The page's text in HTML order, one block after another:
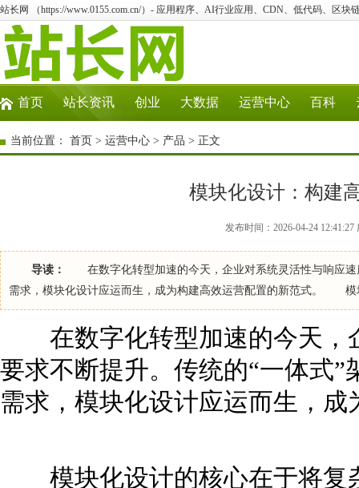
站长网 （https://www.0155.com.cn/）- 应用程序、AI行业应用、CDN、低代码、区块
首页 站长资讯 创业 大数据 运营中心 百科
当前位置： 首页 > 运营中心 > 产品 > 正文
模块化设计：构建
发布时间：2026-04-24
导读：
在数字化转型加速的今天，企业对系统灵活性与响应速
需求，模块化设计应运而生，成为构建高效运营配置的新范式。 模
在数字化转型加速的今天，
要求不断提升。传统的“一体式
需求，模块化设计应运而生，
模块化设计的核心在于将复